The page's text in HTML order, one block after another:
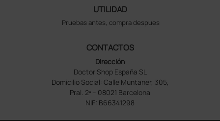
UTILIDAD
Pruebas antes, compra despues
CONTACTOS
Dirección
Doctor Shop España SL
Domicilio Social: Calle Muntaner, 305,
Pral. 2ª – 08021 Barcelona
NIF: B66341298